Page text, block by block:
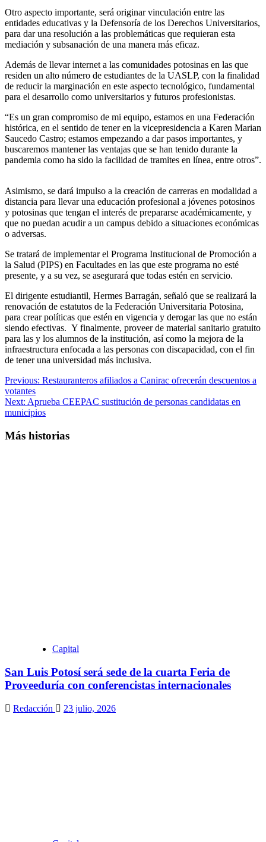
Otro aspecto importante, será originar vinculación entre las
entidades educativas y la Defensoría de los Derechos Universitarios,
para dar una resolución a las problemáticas que requieran esta
mediación y subsanación de una manera más eficaz.
Además de llevar internet a las comunidades potosinas en las que
residen un alto número de estudiantes de la UASLP, con la finalidad
de reducir la marginación en este aspecto tecnológico, fundamental
para el desarrollo como universitarios y futuros profesionistas.
“Es un gran compromiso de mi equipo, estamos en una Federación
histórica, en el sentido de tener en la vicepresidencia a Karen Marian
Saucedo Castro; estamos empezando a dar pasos importantes, y
buscaremos mantener las ventajas que se han tenido durante la
pandemia como ha sido la facilidad de tramites en línea, entre otros”.
Asimismo, se dará impulso a la creación de carreras en modalidad a
distancia para llevar una educación profesional a jóvenes potosinos
y potosinas que tengan el interés de prepararse académicamente, y
que no puedan acudir a un campus debido a situaciones económicas
o adversas.
Se tratará de implementar el Programa Institucional de Promoción a
la Salud (PIPS) en Facultades en las que este programa no esté
presente, y a su vez, se asegurará que todas estén en servicio.
El dirigente estudiantil, Hermes Barragán, señaló que se realizará la
renovación de estatutos de la Federación Universitaria Potosina,
para crear políticas que estén en vigencia y derogar las que no están
siendo efectivas. Y finalmente, proveer de material sanitario gratuito
para las y los alumnos de la institución, así como la mejora de la
infraestructura enfocada a las personas con discapacidad, con el fin
de tener una universidad más inclusiva.
Post
navigation
Previous: Restauranteros afiliados a Canirac ofrecerán descuentos a
votantes
Next: Aprueba CEEPAC sustitución de personas candidatas en
municipios
Más historias
Capital
San Luis Potosí será sede de la cuarta Feria de
Proveeduría con conferencistas internacionales
Redacción 23 julio, 2026